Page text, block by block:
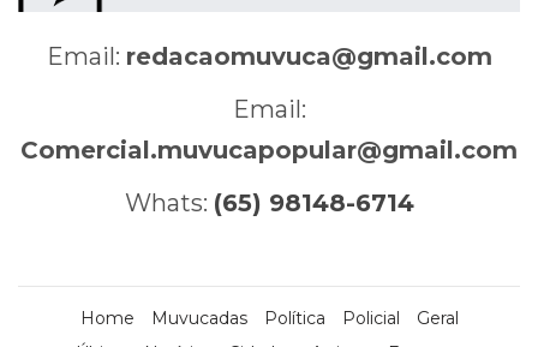
Email: redacaomuvuca@gmail.com
Email:
Comercial.muvucapopular@gmail.com
Whats: (65) 98148-6714
Home Muvucadas Política Policial
Geral